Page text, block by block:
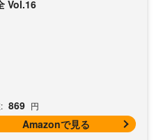
Vol.16
869 円
Amazonで見る